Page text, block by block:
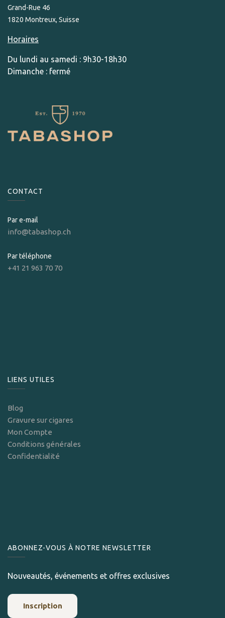
Grand-Rue 46
1820 Montreux, Suisse
Horaires
Du lundi au samedi : 9h30-18h30
Dimanche : fermé
CONTACT
Par e-mail
info@tabashop.ch
Par téléphone
+41 21 963 70 70
LIENS UTILES
Blog
Gravure sur cigares
Mon Compte
Conditions générales
Confidentialité
ABONNEZ-VOUS À NOTRE NEWSLETTER
Nouveautés, événements et offres exclusives
Inscription